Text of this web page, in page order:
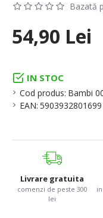
IN STOC
Cod produs: Bambi
EAN: 5903932801699
Bazată
54,90 Lei
Livrare gratuita
comenzi de peste 300
lei